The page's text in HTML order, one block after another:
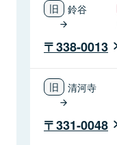
鈴谷
338-0013
清河寺
331-0048